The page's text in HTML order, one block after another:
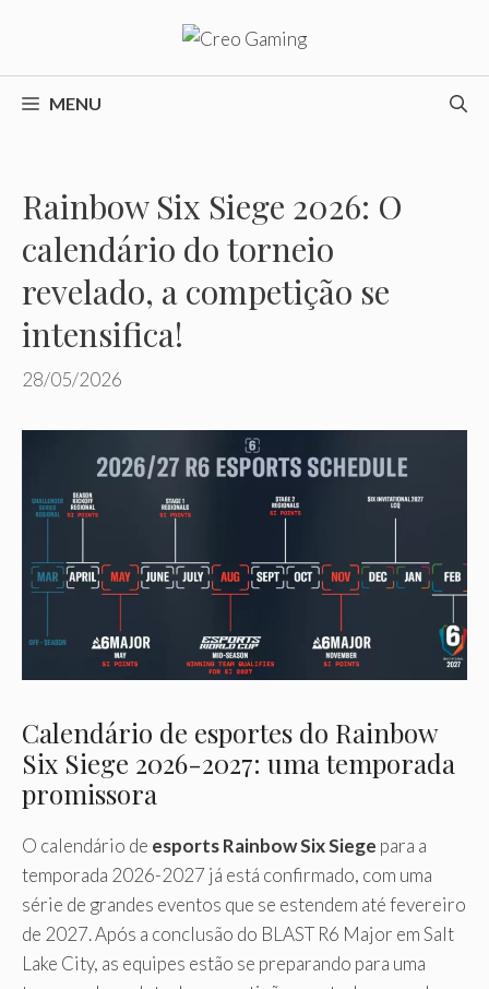
o
conteúdoMENU
Rainbow Six Siege 2026: O
calendário do torneio
revelado, a competição se
intensifica!
28/05/2026
Calendário de esportes do Rainbow
Six Siege 2026-2027: uma temporada
promissora
O calendário de esports Rainbow Six Siege para a
temporada 2026-2027 já está confirmado, com uma
série de grandes eventos que se estendem até fevereiro
de 2027. Após a conclusão do BLAST R6 Major em Salt
Lake City, as equipes estão se preparando para uma